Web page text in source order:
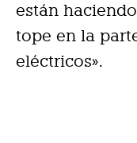
están
tope en la
eléctricos».